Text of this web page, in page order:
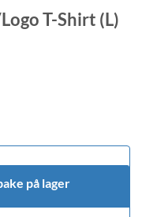
T-Shirt (L)
på lager